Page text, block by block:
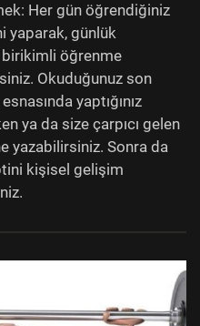
Her gün öğrendiğiniz
yaparak, günlük
birikimli öğrenme
Okuduğunuz son
yaptığınız
ya da size çarpıcı gelen
yazabilirsiniz. Sonra da
kişisel gelişim